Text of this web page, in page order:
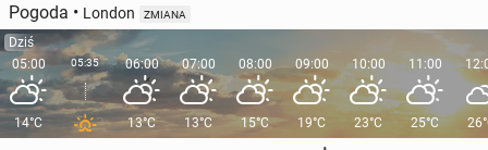
Pogoda • London ZMIANA
Dziś
05:00
14°C
05:35 06:00
13°C
07:00
13°C
08:00
15°C
09:00
19°C
10:00
23°C
11:00
25°C